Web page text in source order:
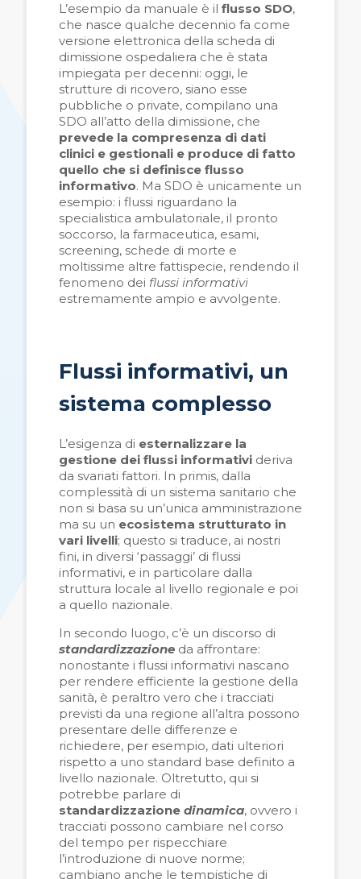
L’esempio da manuale è il flusso SDO,
che nasce qualche decennio fa come
versione elettronica della scheda di
dimissione ospedaliera che è stata
impiegata per decenni: oggi, le
strutture di ricovero, siano esse
pubbliche o private, compilano una
SDO all’atto della dimissione, che
prevede la compresenza di dati
clinici e gestionali e produce di fatto
quello che si definisce flusso
informativo. Ma SDO è unicamente un
esempio: i flussi riguardano la
specialistica ambulatoriale, il pronto
soccorso, la farmaceutica, esami,
screening, schede di morte e
moltissime altre fattispecie, rendendo il
fenomeno dei flussi informativi
estremamente ampio e avvolgente.
Flussi informativi, un
sistema complesso
L’esigenza di esternalizzare la
gestione dei flussi informativi deriva
da svariati fattori. In primis, dalla
complessità di un sistema sanitario che
non si basa su un’unica amministrazione
ma su un ecosistema strutturato in
vari livelli; questo si traduce, ai nostri
fini, in diversi ‘passaggi’ di flussi
informativi, e in particolare dalla
struttura locale al livello regionale e poi
a quello nazionale.
In secondo luogo, c’è un discorso di
standardizzazione da affrontare:
nonostante i flussi informativi nascano
per rendere efficiente la gestione della
sanità, è peraltro vero che i tracciati
previsti da una regione all’altra possono
presentare delle differenze e
richiedere, per esempio, dati ulteriori
rispetto a uno standard base definito a
livello nazionale. Oltretutto, qui si
potrebbe parlare di
standardizzazione dinamica, ovvero i
tracciati possono cambiare nel corso
del tempo per rispecchiare
l’introduzione di nuove norme;
cambiano anche le tempistiche di